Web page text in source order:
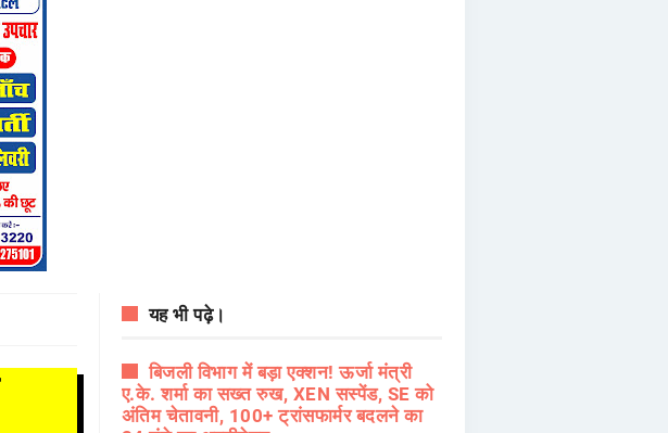
यह भी पढ़े।
बिजली विभाग में बड़ा एक्शन! ऊर्जा मंत्री
ए.के. शर्मा का सख्त रुख, XEN सस्पेंड, SE को
अंतिम चेतावनी, 100+ ट्रांसफार्मर बदलने का